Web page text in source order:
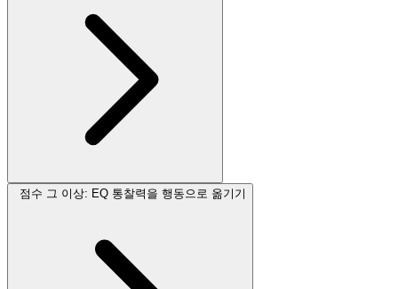
점수 그 이상: EQ 통찰력을 행동으로 옮기기